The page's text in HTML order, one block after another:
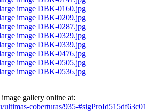
gallery online at:
coberturas/935-#sigProId515df63c01